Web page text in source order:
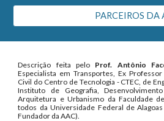
PARCEIROS DA
Descrição feita pelo Prof. Antônio
Especialista em Transportes, Ex
Civil do Centro de Tecnologia - CTEC, de
Instituto de Geografia,
Arquitetura e Urbanismo da Faculdade
todos da Universidade Federal de
Fundador da AAC).